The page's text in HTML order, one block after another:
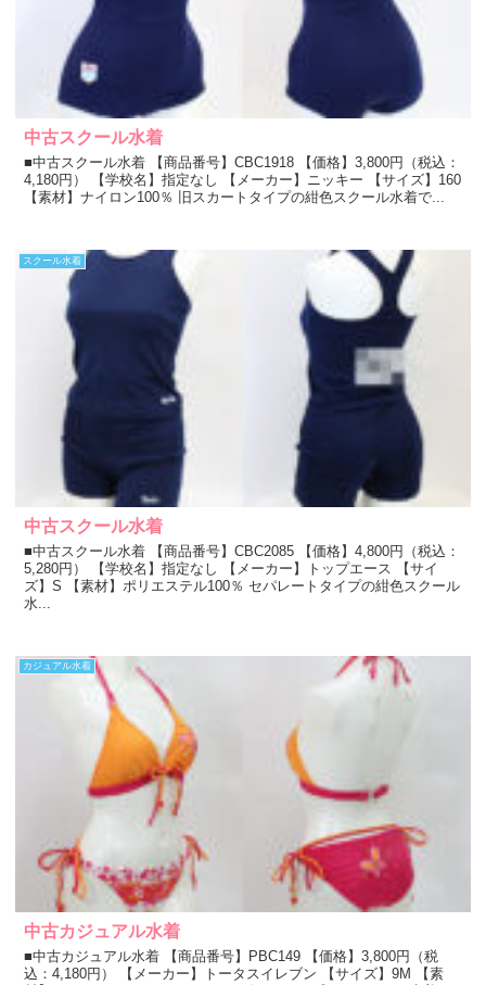
中古スクール水着
■中古スクール水着 【商品番号】CBC1918 【価格】3,800円（税込：
4,180円） 【学校名】指定なし 【メーカー】ニッキー 【サイズ】160
【素材】ナイロン100％ 旧スカートタイプの紺色スクール水着で...
スクール水着
中古スクール水着
■中古スクール水着 【商品番号】CBC2085 【価格】4,800円（税込：
5,280円） 【学校名】指定なし 【メーカー】トップエース 【サイ
ズ】S 【素材】ポリエステル100％ セパレートタイプの紺色スクール
水...
カジュアル水着
中古カジュアル水着
■中古カジュアル水着 【商品番号】PBC149 【価格】3,800円（税
込：4,180円） 【メーカー】トータスイレブン 【サイズ】9M 【素